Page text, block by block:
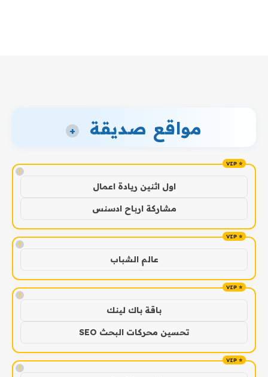
مواقع صديقة +
!
اول اثنين ريادة اعمال
مشاركة ارباح ادسنس
!
عالم الشباب
!
باقة باك لينك
تحسين محركات البحث SEO
!